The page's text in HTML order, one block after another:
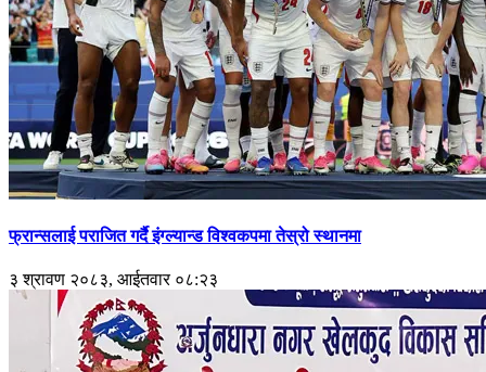
फ्रान्सलाई पराजित गर्दै इंग्ल्यान्ड विश्वकपमा तेस्रो स्थानमा
३ श्रावण २०८३, आईतवार ०८:२३